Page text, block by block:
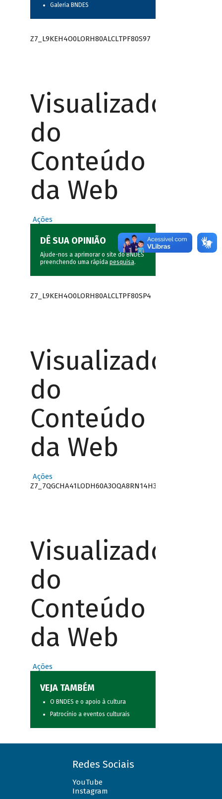
Galeria BNDES
Z7_L9KEH4O0LORH80ALCLTPF80S97
Visualizador
do
Conteúdo
da Web
Ações
DÊ SUA OPINIÃO
Ajude-nos a aprimorar o site do BNDES
preenchendo uma rápida pesquisa.
Z7_L9KEH4O0LORH80ALCLTPF80SP4
Visualizador
do
Conteúdo
da Web
Ações
Z7_7QGCHA41LODH60A3OQA8RN14H3
Visualizador
do
Conteúdo
da Web
Ações
VEJA TAMBÉM
O BNDES e o apoio à cultura
Patrocínio a eventos culturais
Redes Sociais
YouTube
Instagram